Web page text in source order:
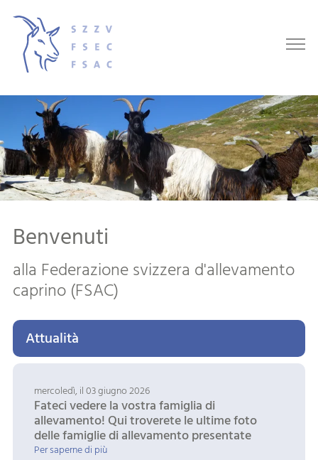
Benvenuti
alla Federazione svizzera d'allevamento
caprino (FSAC)
Attualità
mercoledì, il 03 giugno 2026
Fateci vedere la vostra famiglia di
allevamento! Qui troverete le ultime foto
delle famiglie di allevamento presentate
Per saperne di più